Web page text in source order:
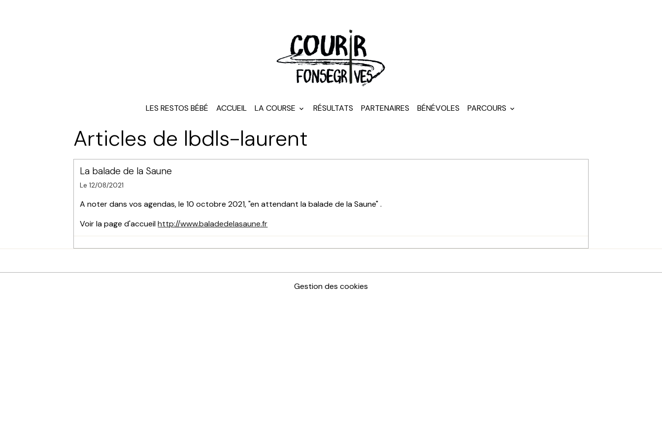
LES RESTOS BÉBÉ ACCUEIL LA COURSE RÉSULTATS PARTENAIRES BÉNÉVOLES PARCOURS
Articles de lbdls-laurent
La balade de la Saune
Le 12/08/2021
A noter dans vos agendas, le 10 octobre 2021, "en attendant la balade de la Saune" .
Voir la page d'accueilhttp://www.baladedelasaune.fr
Gestion des cookies